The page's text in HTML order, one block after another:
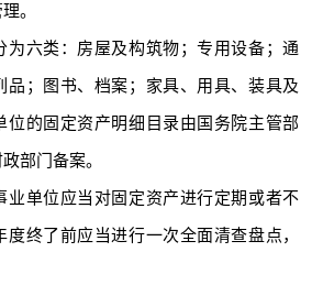
。
六类：房屋及构筑物；专用设备；通
品；图书、档案；家具、用具、装具及
位的固定资产明细目录由国务院主管部
部门备案。
单位应当对固定资产进行定期或者不
度终了前应当进行一次全面清查盘点，